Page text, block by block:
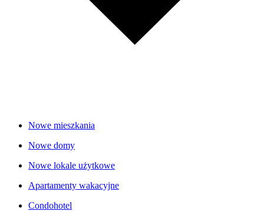
Nowe mieszkania
Nowe domy
Nowe lokale użytkowe
Apartamenty wakacyjne
Condohotel